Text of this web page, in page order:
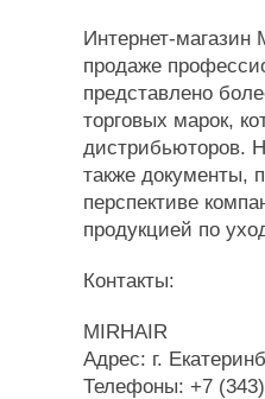
Интернет-магазин
продаже
представлено
торговых марок,
дистрибьюторов.
также документы,
перспективе
продукцией по
Контакты:
MIRHAIR
Адрес: г.
Телефоны: +7